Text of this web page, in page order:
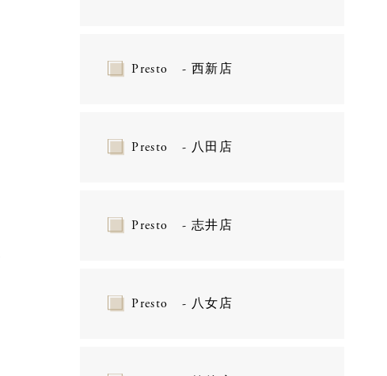
Presto - 西新店
Presto - 八田店
Presto - 志井店
Presto - 八女店